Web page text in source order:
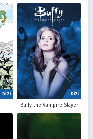
DİZİ DİZİ
Buffy the Vampire Slayer